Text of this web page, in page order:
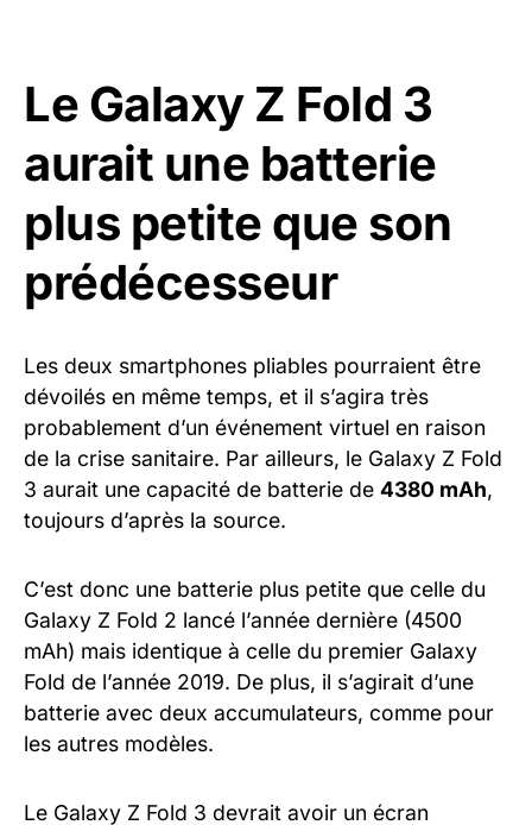
Le Galaxy Z Fold 3
aurait une batterie
plus petite que son
prédécesseur
Les deux smartphones pliables pourraient être
dévoilés en même temps, et il s’agira très
probablement d’un événement virtuel en raison
de la crise sanitaire. Par ailleurs, le Galaxy Z Fold
3 aurait une capacité de batterie de 4380 mAh,
toujours d’après la source.
C’est donc une batterie plus petite que celle du
Galaxy Z Fold 2 lancé l’année dernière (4500
mAh) mais identique à celle du premier Galaxy
Fold de l’année 2019. De plus, il s’agirait d’une
batterie avec deux accumulateurs, comme pour
les autres modèles.
Le Galaxy Z Fold 3 devrait avoir un écran